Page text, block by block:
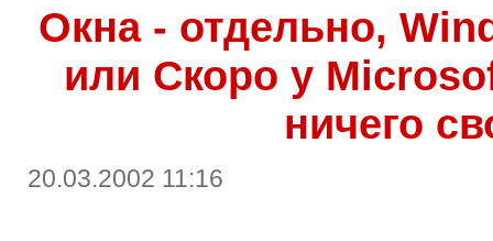
Окна - отдельно,
или Скоро у
ничего
20.03.2002 11:16